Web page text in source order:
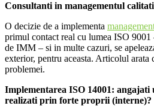
Consultanti in managementul
O decizie de a implementa
primul contact real cu lumea ISO 9001
de IMM – si in multe cazuri, se
exterior, pentru aceasta. Articolul arata
problemei.
Implementarea ISO 14001: angajati
realizati prin forte proprii (interne)?